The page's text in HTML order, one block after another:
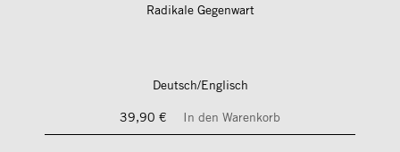
Radikale Gegenwart
Deutsch/Englisch
39,90 €
In den Warenkorb